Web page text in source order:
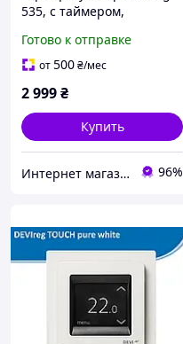
535, с таймером,
Готово к отправке
от500₴/мес
2 999₴
Купить
Интернет магазин GSM-V 96%